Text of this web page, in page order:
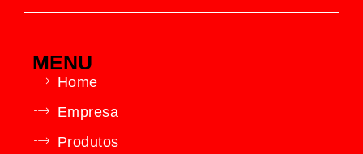
MENU
Home
Empresa
Produtos